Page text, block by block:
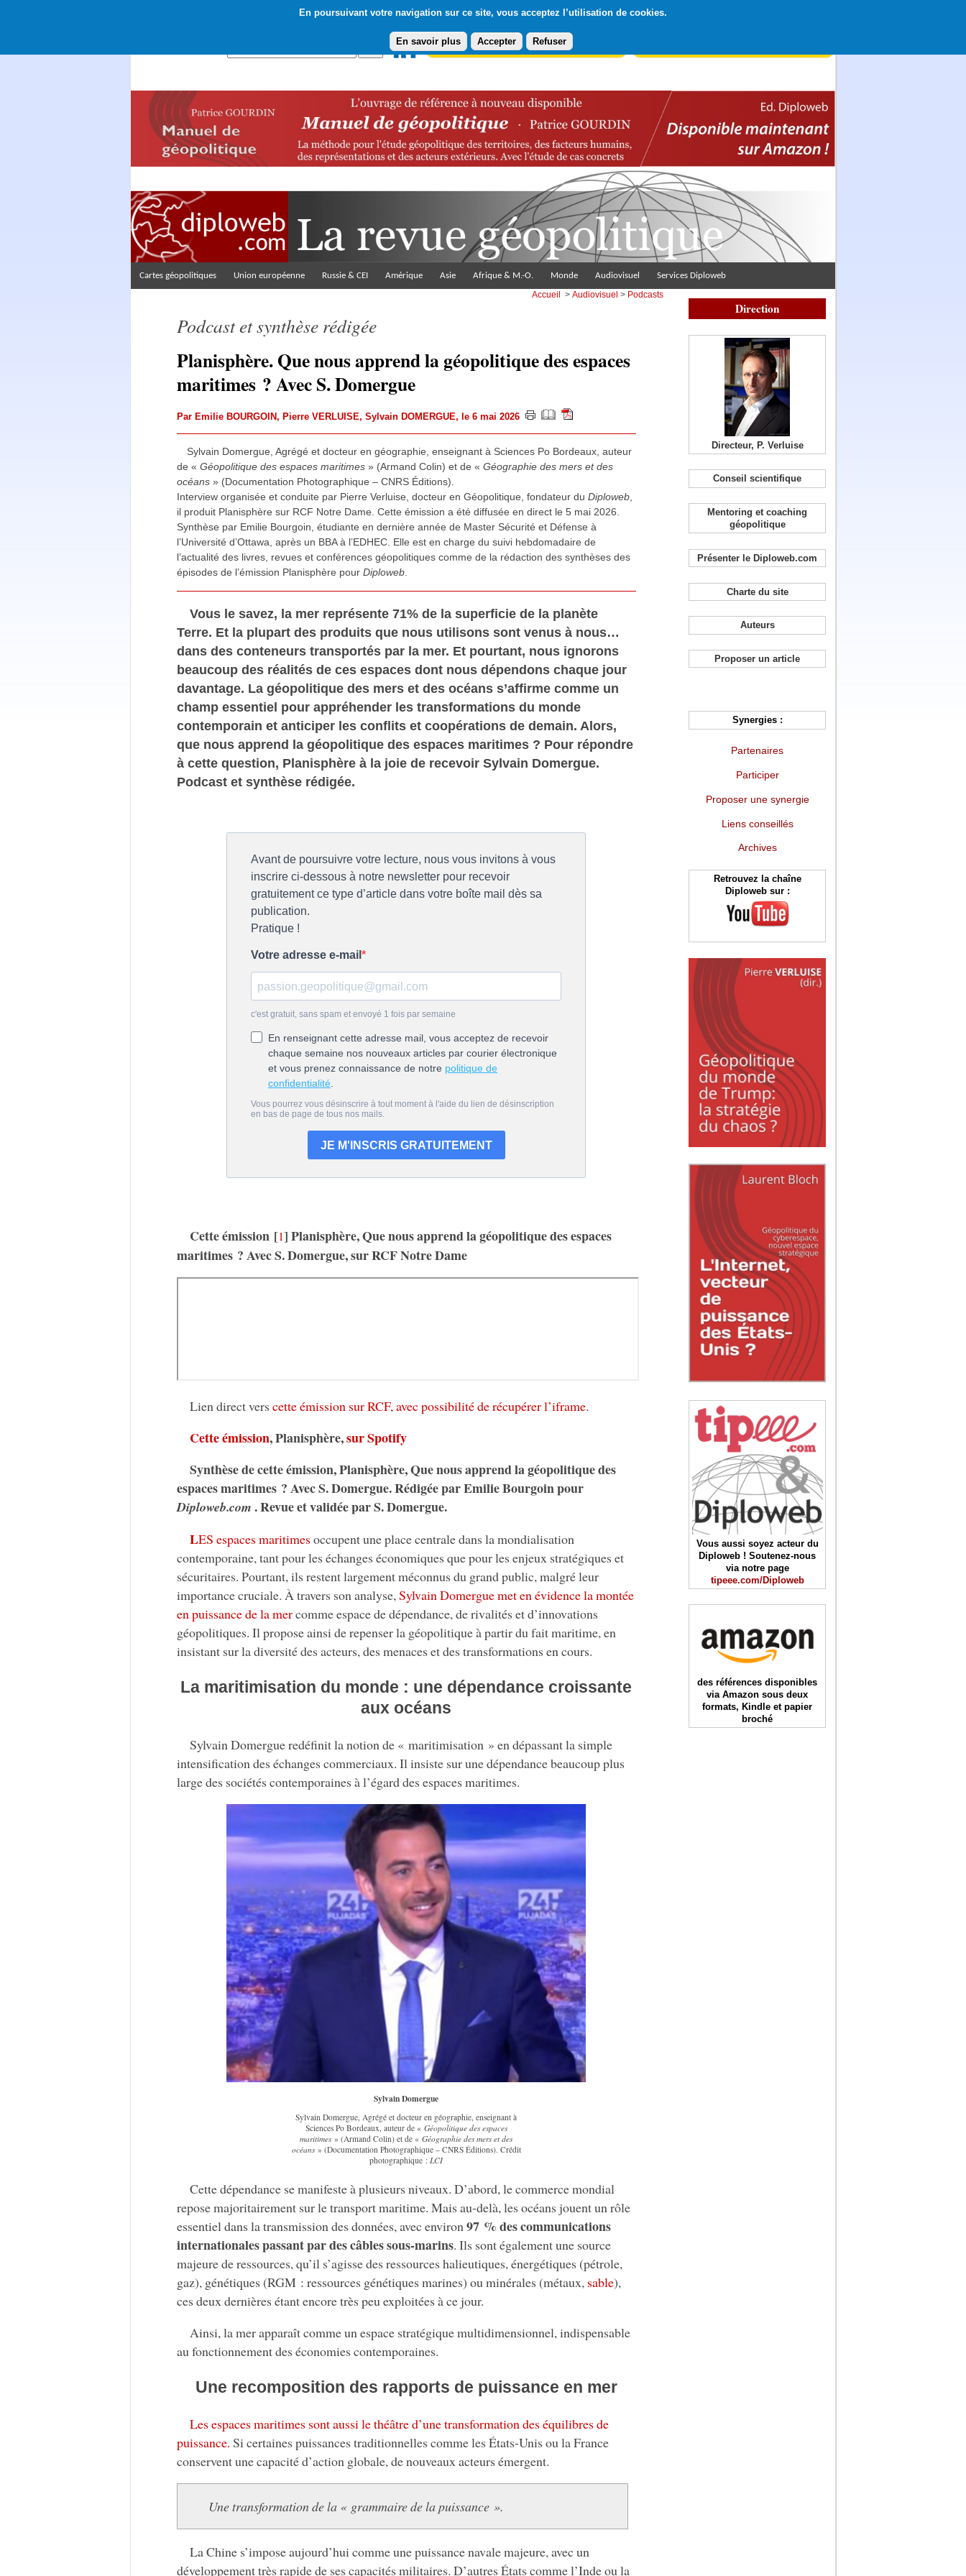
En poursuivant votre navigation sur ce site, vous acceptez l’utilisation de cookies.
En savoir plus Accepter Refuser
Abonnement gratuit à la Lettre du Diploweb
Cartes géopolitiques Union européenne Russie & CEI Amérique Asie Afrique & M.-O. Monde Audiovisuel Services Diploweb
Accueil >Audiovisuel > Podcasts
Podcast et synthèse rédigée
Planisphère. Que nous apprend la géopolitique des espaces
maritimes ? Avec S. Domergue
Par Emilie BOURGOIN, Pierre VERLUISE, Sylvain DOMERGUE, le 6 mai 2026
Sylvain Domergue, Agrégé et docteur en géographie, enseignant à Sciences Po Bordeaux, auteur
de « Géopolitique des espaces maritimes» (Armand Colin) et de « Géographie des mers et des
océans» (Documentation Photographique – CNRS Éditions).
Interview organisée et conduite par Pierre Verluise, docteur en Géopolitique, fondateur du Diploweb,
il produit Planisphère sur RCF Notre Dame. Cette émission a été diffusée en direct le 5 mai 2026.
Synthèse par Emilie Bourgoin, étudiante en dernière année de Master Sécurité et Défense à
l’Université d’Ottawa, après un BBA à l’EDHEC. Elle est en charge du suivi hebdomadaire de
l’actualité des livres, revues et conférences géopolitiques comme de la rédaction des synthèses des
épisodes de l’émission Planisphère pour Diploweb.
Vous le savez, la mer représente 71% de la superficie de la planète
Terre. Et la plupart des produits que nous utilisons sont venus à nous…
dans des conteneurs transportés par la mer. Et pourtant, nous ignorons
beaucoup des réalités de ces espaces dont nous dépendons chaque jour
davantage. La géopolitique des mers et des océans s’affirme comme un
champ essentiel pour appréhender les transformations du monde
contemporain et anticiper les conflits et coopérations de demain. Alors,
que nous apprend la géopolitique des espaces maritimes ? Pour répondre
à cette question, Planisphère à la joie de recevoir Sylvain Domergue.
Podcast et synthèse rédigée.
Cette émission[1]Planisphère, Que nous apprend la géopolitique des espaces
maritimes ? Avec S. Domergue, sur RCF Notre Dame
Lien direct vers cette émission sur RCF, avec possibilité de récupérer l’iframe.
Cette émission, Planisphère,sur Spotify
Synthèse de cette émission, Planisphère, Que nous apprend la géopolitique des
espaces maritimes ? Avec S. Domergue. Rédigée par Emilie Bourgoin pour
Diploweb.com . Revue et validée par S. Domergue.
LES espaces maritimesoccupent une place centrale dans la mondialisation
contemporaine, tant pour les échanges économiques que pour les enjeux stratégiques et
sécuritaires. Pourtant, ils restent largement méconnus du grand public, malgré leur
importance cruciale. À travers son analyse,Sylvain Domergue met en évidence la montée
en puissance de la mercomme espace de dépendance, de rivalités et d’innovations
géopolitiques. Il propose ainsi de repenser la géopolitique à partir du fait maritime, en
insistant sur la diversité des acteurs, des menaces et des transformations en cours.
La maritimisation du monde : une dépendance croissante
aux océans
Sylvain Domergue redéfinit la notion de « maritimisation » en dépassant la simple
intensification des échanges commerciaux. Il insiste sur une dépendance beaucoup plus
large des sociétés contemporaines à l’égard des espaces maritimes.
Sylvain Domergue
Sylvain Domergue, Agrégé et docteur en géographie, enseignant à
Sciences Po Bordeaux, auteur de « Géopolitique des espaces
maritimes» (Armand Colin) et de «Géographie des mers et des
océans» (Documentation Photographique – CNRS Éditions). Crédit
photographique : LCI
Cette dépendance se manifeste à plusieurs niveaux. D’abord, le commerce mondial
repose majoritairement sur le transport maritime. Mais au-delà, les océans jouent un rôle
essentiel dans la transmission des données, avec environ97 % des communications
internationales passant par des câbles sous-marins. Ils sont également une source
majeure de ressources, qu’il s’agisse des ressources halieutiques, énergétiques (pétrole,
gaz), génétiques (RGM : ressources génétiques marines) ou minérales (métaux, sable),
ces deux dernières étant encore très peu exploitées à ce jour.
Ainsi, la mer apparaît comme un espace stratégique multidimensionnel, indispensable
au fonctionnement des économies contemporaines.
Une recomposition des rapports de puissance en mer
Les espaces maritimes sont aussi le théâtre d’une transformation des équilibres de
puissance. Si certaines puissances traditionnelles comme les États-Unis ou la France
conservent une capacité d’action globale, de nouveaux acteurs émergent.
Une transformation de la « grammaire de la puissance ».
La Chine s’impose aujourd’hui comme une puissance navale majeure, avec un
développement très rapide de ses capacités militaires. D’autres États comme l’Inde ou la
Direction
Directeur, P. Verluise
Conseil scientifique
Mentoring et coaching
géopolitique
Présenter le Diploweb.com
Charte du site
Auteurs
Proposer un article
Synergies :
Partenaires
Participer
Proposer une synergie
Liens conseillés
Archives
Retrouvez la chaîne
Diploweb sur :
Vous aussi soyez acteur du
Diploweb ! Soutenez-nous
via notre page
tipeee.com/Diploweb
des références disponibles
via Amazon sous deux
formats, Kindle et papier
broché